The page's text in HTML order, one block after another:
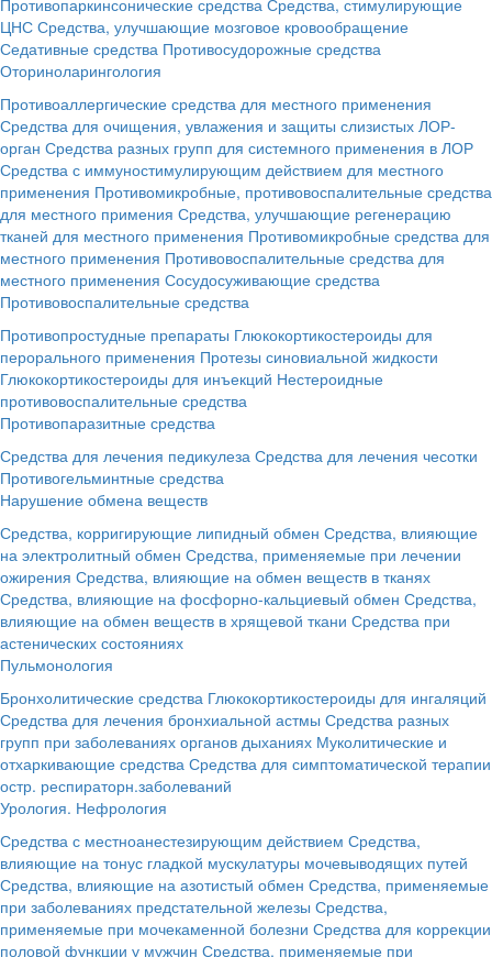
ЦНС Средства, улучшающие мозговое кровообращение
Седативные средства Противосудорожные средства
Оториноларингология
Противоаллергические средства для местного применения
Средства для очищения, увлажения и защиты слизистых ЛОР-
орган Средства разных групп для системного применения в ЛОР
Средства с иммуностимулирующим действием для местного
применения Противомикробные, противовоспалительные средства
для местного примения Средства, улучшающие регенерацию
тканей для местного применения Противомикробные средства для
местного применения Противовоспалительные средства для
местного применения Сосудосуживающие средства
Противовоспалительные средства
Противопростудные препараты Глюкокортикостероиды для
перорального применения Протезы синовиальной жидкости
Глюкокортикостероиды для инъекций Нестероидные
противовоспалительные средства
Противопаразитные средства
Средства для лечения педикулеза Средства для лечения чесотки
Противогельминтные средства
Нарушение обмена веществ
Средства, корригирующие липидный обмен Средства, влияющие
на электролитный обмен Средства, применяемые при лечении
ожирения Средства, влияющие на обмен веществ в тканях
Средства, влияющие на фосфорно-кальциевый обмен Средства,
влияющие на обмен веществ в хрящевой ткани Средства при
астенических состояниях
Пульмонология
Бронхолитические средства Глюкокортикостероиды для ингаляций
Средства для лечения бронхиальной астмы Средства разных
групп при заболеваниях органов дыханиях Муколитические и
отхаркивающие средства Средства для симптоматической терапии
остр. респираторн.заболеваний
Урология. Нефрология
Средства с местноанестезирующим действием Средства,
влияющие на тонус гладкой мускулатуры мочевыводящих путей
Средства, влияющие на азотистый обмен Средства, применяемые
при заболеваниях предстательной железы Средства,
применяемые при мочекаменной болезни Средства для коррекции
половой функции у мужчин Средства, применяемые при